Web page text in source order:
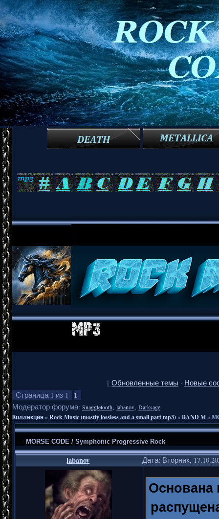
[ Обновленные темы · Новые
Страница 1 из 1 1
Модератор форума: Snaggletooth, labanov, Darksage
Коллекция»Rock Music (mostly lossless and a small part mp3)»BAND M»
MORSE CODE / Symphonic Progressive Rock
labanov Дата: Вторник,
Основана